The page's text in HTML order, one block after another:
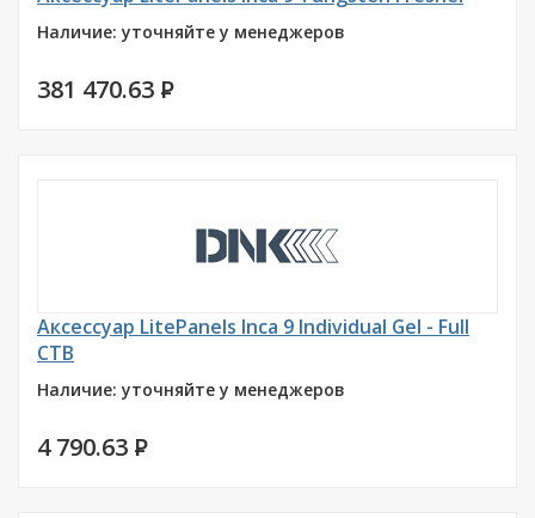
Наличие: уточняйте у менеджеров
381 470.63 P
Аксессуар LitePanels Inca 9 Individual Gel - Full
CTB
Наличие: уточняйте у менеджеров
4 790.63 P